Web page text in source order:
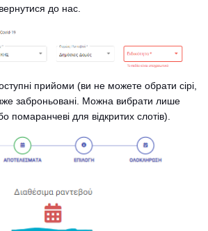
до нас.
прийоми (ви не можете обрати сірі,
заброньовані. Можна вибрати лише
помаранчеві для відкритих слотів).